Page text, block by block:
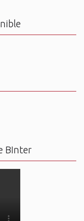
BInter